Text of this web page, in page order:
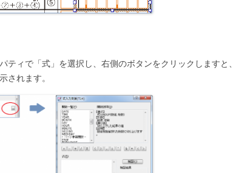
ティで「式」を選択し、右側のボタンをクリックしますと、
されます。